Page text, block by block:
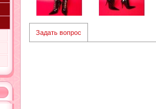
Задать вопрос